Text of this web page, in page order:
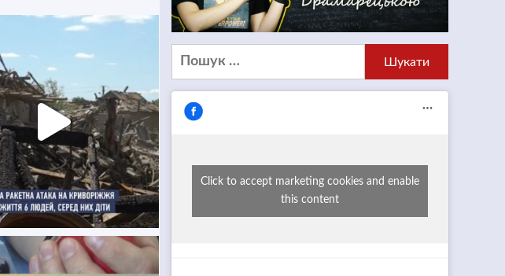
Пошук:
Click to accept marketing cookies and enable
this content